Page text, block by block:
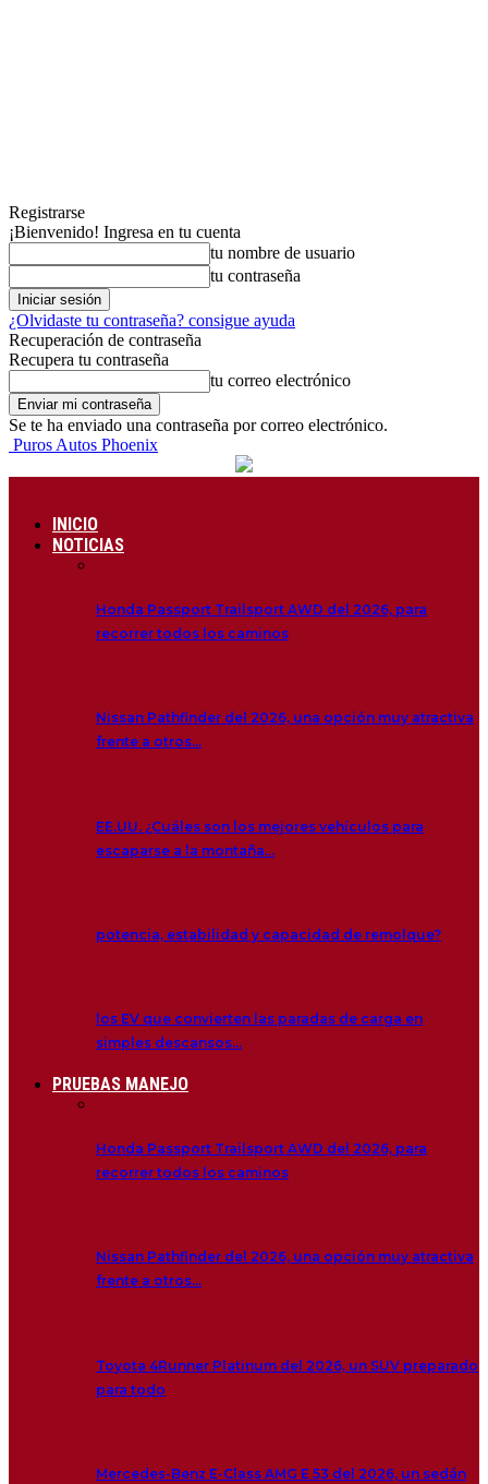
Registrarse
¡Bienvenido! Ingresa en tu cuenta
tu nombre de usuario
tu contraseña
¿Olvidaste tu contraseña? consigue ayuda
Recuperación de contraseña
Recupera tu contraseña
tu correo electrónico
Se te ha enviado una contraseña por correo electrónico.
Puros Autos Phoenix
INICIO
NOTICIAS
Honda Passport Trailsport AWD del 2026, para
recorrer todos los caminos
Nissan Pathfinder del 2026, una opción muy atractiva
frente a otros…
EE.UU. ¿Cuáles son los mejores vehículos para
escaparse a la montaña…
potencia, estabilidad y capacidad de remolque?
los EV que convierten las paradas de carga en
simples descansos…
PRUEBAS MANEJO
Honda Passport Trailsport AWD del 2026, para
recorrer todos los caminos
Nissan Pathfinder del 2026, una opción muy atractiva
frente a otros…
Toyota 4Runner Platinum del 2026, un SUV preparado
para todo
Mercedes-Benz E-Class AMG E 53 del 2026, un sedán